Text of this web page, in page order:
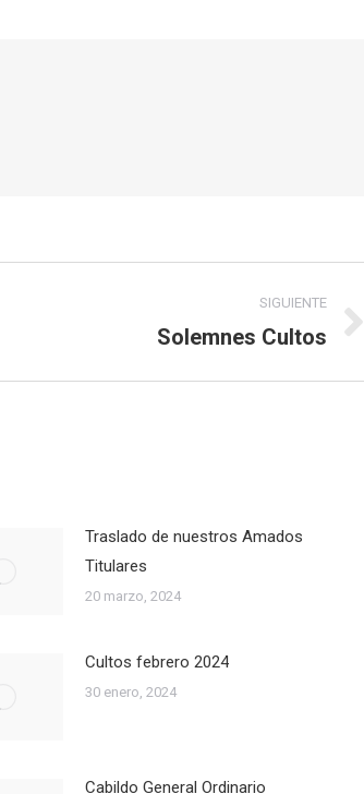
SIGUIENTE
Solemnes Cultos
Traslado de nuestros Amados
Titulares
20 marzo, 2024
Cultos febrero 2024
30 enero, 2024
Cabildo General Ordinario